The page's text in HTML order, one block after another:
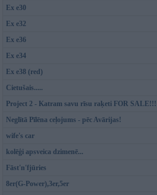
Ex e30
Ex e32
Ex e36
Ex e34
Ex e38 (red)
Cietušais.....
Project 2 - Katram savu rīsu raķeti FOR SALE!!!
Neglītā Pīlēna ceļojums - pēc Avārijas!
wife's car
kolēģi apsveica dzimenē...
Fāst'n'fjūries
8er(G-Power),3er,5er